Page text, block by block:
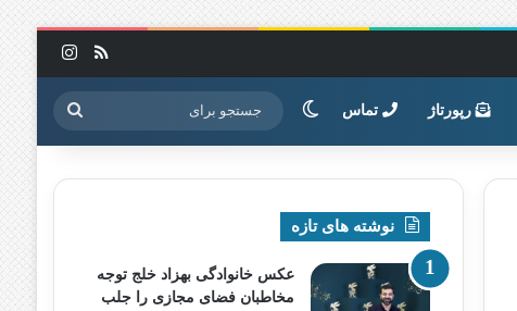
خوراک
رپورتاژ تماس تغییر پوسته جستجو
برای
نوشته های تازه
عکس خانوادگی بهزاد خلج توجه
مخاطبان فضای مجازی را جلب